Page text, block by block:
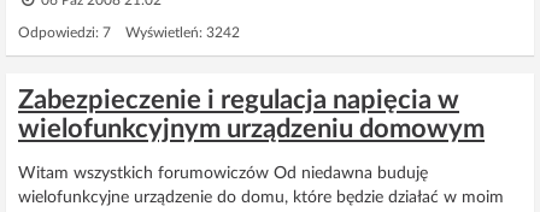
Odpowiedzi: 7 Wyświetleń: 3242
Zabezpieczenie i regulacja napięcia w
wielofunkcyjnym urządzeniu domowym
Witam wszystkich forumowiczów Od niedawna buduję
wielofunkcyjne urządzenie do domu, które będzie działać w moim